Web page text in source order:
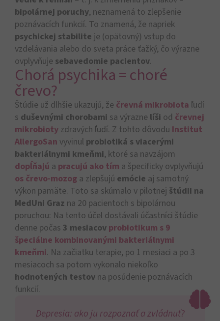
bipolárnej poruchy, neznamená to zlepšenie
poznávacích funkcií. To znamená, že napriek
psychickej stabilite je (opätovný) vstup do
vzdelávania alebo do sveta práce ťažký, čo výrazne
ovplyvňuje sebavedomie pacientov.
Chorá psychika = choré
črevo?
Štúdie už dlhšie ukazujú, že črevná mikrobiota ľudí
s duševnými chorobami sa výrazne líši od črevnej
mikrobioty zdravých ľudí. Z tohto dôvodu Institut
AllergoSan vyvinul probiotiká s viacerými
bakteriálnymi kmeňmi, ktoré sa navzájom
dopĺňajú a pracujú ako tím a špecificky ovplyvňujú
os črevo-mozog a zlepšujú emócie aj samotný
výkon pamäte. Toto sa skúmalo v pilotnej štúdii na
MedUni Graz na 20 pacientoch s bipolárnou
poruchou: Na tento účel dostávali účastníci štúdie
denne počas 3 mesiacov probiotikum s 9
špeciálne kombinovanými bakteriálnymi
kmeňmi. Na začiatku terapie, po 1 mesiaci a po 3
mesiacoch sa potom vykonalo niekoľko
hodnotených testov na posúdenie poznávacích
funkcií.
Depresia: ako ju rozpoznať a zvládnuť?